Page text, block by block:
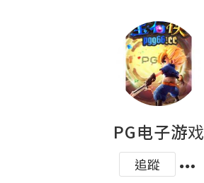
PG电子游戏
追蹤